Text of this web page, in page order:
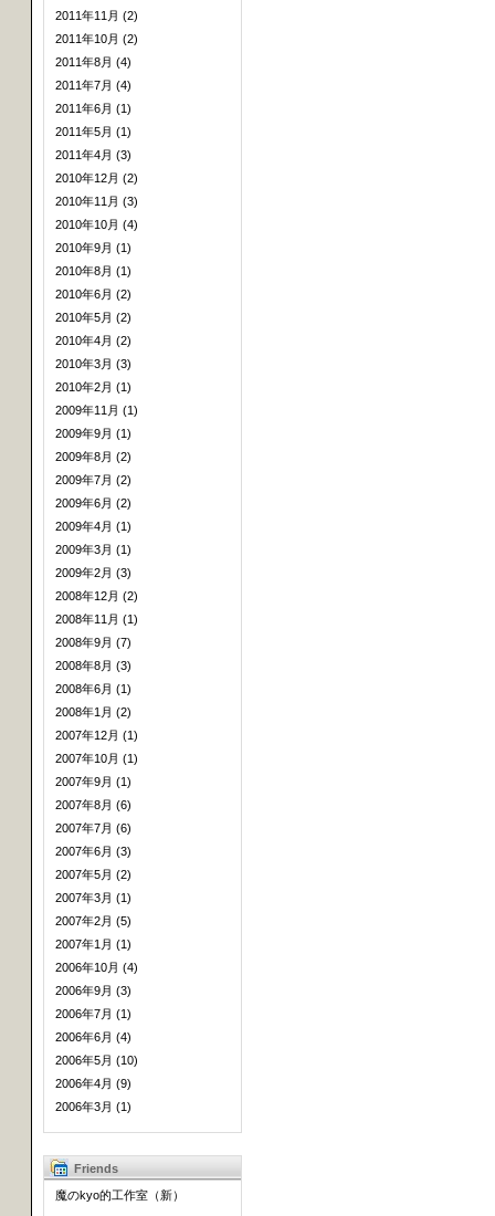
2011年11月 (2)
2011年10月 (2)
2011年8月 (4)
2011年7月 (4)
2011年6月 (1)
2011年5月 (1)
2011年4月 (3)
2010年12月 (2)
2010年11月 (3)
2010年10月 (4)
2010年9月 (1)
2010年8月 (1)
2010年6月 (2)
2010年5月 (2)
2010年4月 (2)
2010年3月 (3)
2010年2月 (1)
2009年11月 (1)
2009年9月 (1)
2009年8月 (2)
2009年7月 (2)
2009年6月 (2)
2009年4月 (1)
2009年3月 (1)
2009年2月 (3)
2008年12月 (2)
2008年11月 (1)
2008年9月 (7)
2008年8月 (3)
2008年6月 (1)
2008年1月 (2)
2007年12月 (1)
2007年10月 (1)
2007年9月 (1)
2007年8月 (6)
2007年7月 (6)
2007年6月 (3)
2007年5月 (2)
2007年3月 (1)
2007年2月 (5)
2007年1月 (1)
2006年10月 (4)
2006年9月 (3)
2006年7月 (1)
2006年6月 (4)
2006年5月 (10)
2006年4月 (9)
2006年3月 (1)
Friends
魔のkyo的工作室（新）